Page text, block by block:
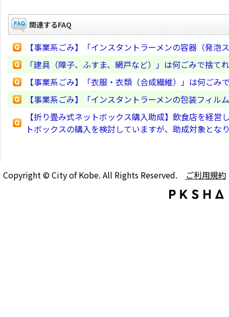
関連するFAQ
【事業系ごみ】「インスタントラーメンの容器（発
「建具（障子、ふすま、網戸など）」は何ごみで捨て
【事業系ごみ】「衣服・衣類（合成繊維）」は何ごみ
【事業系ごみ】「インスタントラーメンの包装フィ
【折り畳み式ネットボックス購入助成】飲食店を経
トボックスの購入を検討していますが、助成対象とな
Copyright © City of Kobe. All Rights Reserved. ご利用規約